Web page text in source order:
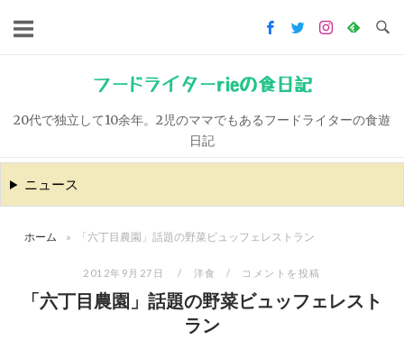
キ
ッ
フードライターrieの食日記
20代で独立して10余年。2児のママでもあるフードライターの食遊
日記
ニュース
ホーム » 「六丁目農園」話題の野菜ビュッフェレストラン
2012年9月27日 洋食 コメントを投稿
「六丁目農園」話題の野菜ビュッフェレスト
ラン